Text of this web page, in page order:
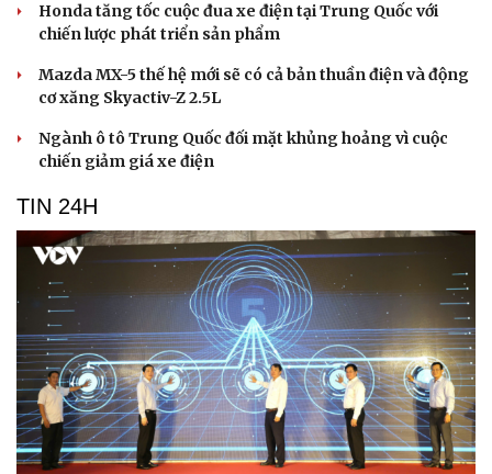
Du lịch
Tư vấn
Săn Tour
check-in
Podcast
Câu chuyện thời sự
Đọc truyện đêm khuya
Cửa sổ tình yêu
Kể chuyện cho bé
Hạt giống tâm hồn
Honda tăng tốc cuộc đua xe điện tại Trung Quốc với
chiến lược phát triển sản phẩm
Mazda MX-5 thế hệ mới sẽ có cả bản thuần điện và động
cơ xăng Skyactiv-Z 2.5L
Ngành ô tô Trung Quốc đối mặt khủng hoảng vì cuộc
chiến giảm giá xe điện
TIN 24H